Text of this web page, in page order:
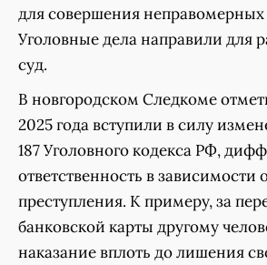
для совершения
Уголовные дела направили для
суд.
В новгородском Следкоме
2025 года вступили в силу
187 Уголовного кодекса РФ,
ответственность в зависимости
преступления. К примеру, за
банковской карты другому
наказание вплоть до лишения